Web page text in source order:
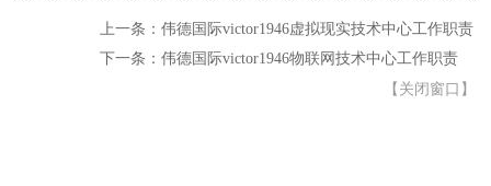
上一条：伟德国际victor1946虚拟现实技术中心工作职责
下一条：伟德国际victor1946物联网技术中心工作职责
【 关闭窗口 】